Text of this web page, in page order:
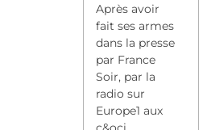
Après avoir
fait ses armes
dans la presse
par France
Soir, par la
radio sur
Europe1 aux